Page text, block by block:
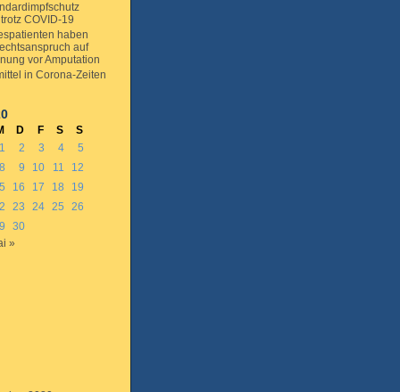
COVID-19
haben
auf
vor Amputation
in Corona-Zeiten
D F S
S
1
2 3 4
5
8 9 10 11
12
16 17 18
19
23 24 25
26
30
»